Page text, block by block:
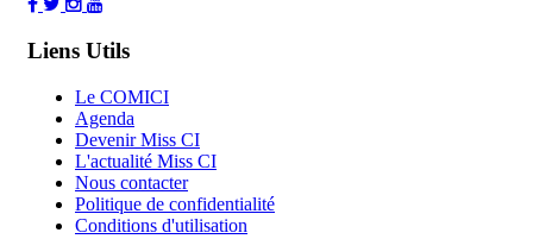
Liens Utils
Le COMICI
Agenda
Devenir Miss CI
L'actualité Miss CI
Nous contacter
Politique de confidentialité
Conditions d'utilisation